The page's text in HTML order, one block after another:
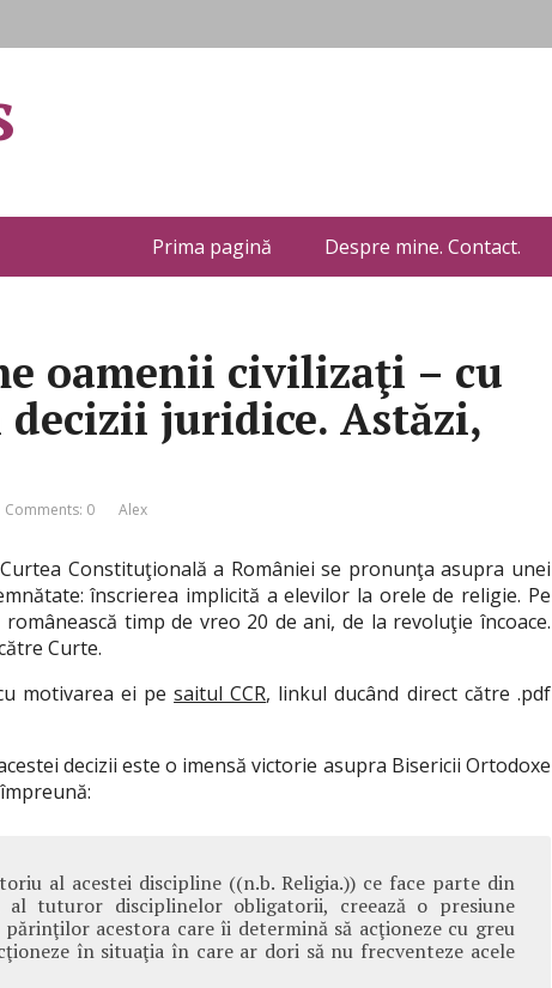
Prima pagină Despre mine. Contact.
oamenii civilizaţi – cu
juridice. Astăzi,
Comments: 0 Alex
Constituţională a României se pronunţa asupra unei
înscrierea implicită a elevilor la orele de religie. Pe
timp de vreo 20 de ani, de la revoluţie încoace.
Curte.
motivarea ei pesaitul CCR, linkul ducând direct către .pdf
decizii este o imensă victorie asupra Bisericii Ortodoxe
al acestei discipline ((n.b. Religia.)) ce face parte din
al tuturor disciplinelor obligatorii, creează o presiune
acestora care îi determină să acţioneze cu greu
în situaţia în care ar dori să nu frecventeze acele